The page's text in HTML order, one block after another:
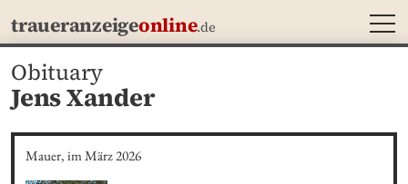
traueranzeigeonline.de
Obituary
Jens Xander
Mauer, im März 2026